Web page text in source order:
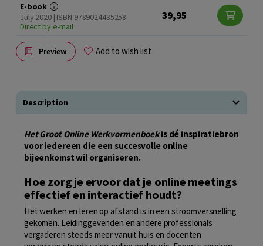
E-book
July 2020 | ISBN 9789024435258
Direct by e-mail
39,95
Preview Add to wish list
Description
Het Groot Online Werkvormenboekis dé inspiratiebron
voor iedereen die een succesvolle online
bijeenkomst wil organiseren.
Hoe zorg je ervoor dat je online meetings
effectief en interactief houdt?
Het werken en leren op afstand is in een stroomversnelling
gekomen. Leidinggevenden en andere professionals
vergaderen steeds meer vanuit huis en docenten